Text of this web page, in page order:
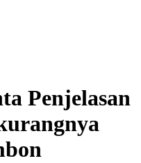
Penjelasan